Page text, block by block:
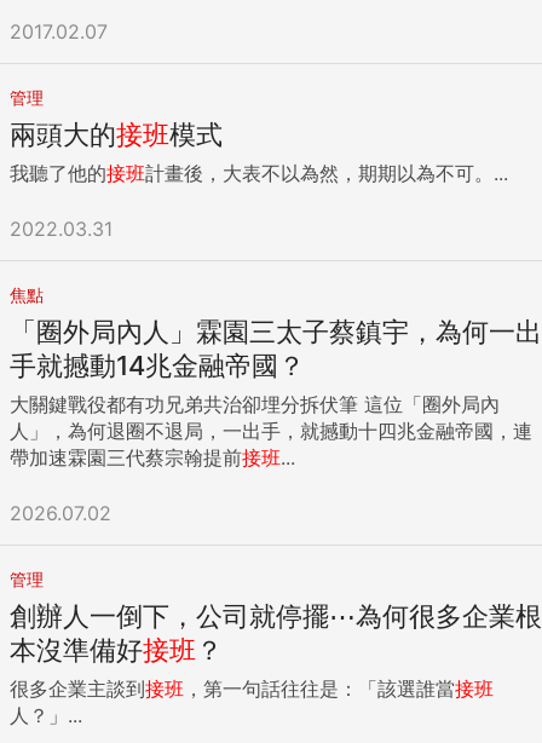
2017.02.07
管理
兩頭大的接班模式
我聽了他的接班計畫後，大表不以為然，期期以為不可。...
2022.03.31
焦點
「圈外局內人」霖園三太子蔡鎮宇，為何一出
手就撼動14兆金融帝國？
大關鍵戰役都有功兄弟共治卻埋分拆伏筆 這位「圈外局內
人」，為何退圈不退局，一出手，就撼動十四兆金融帝國，連
帶加速霖園三代蔡宗翰提前接班...
2026.07.02
管理
創辦人一倒下，公司就停擺⋯為何很多企業根
本沒準備好接班 ？
很多企業主談到接班 ，第一句話往往是：「該選誰當接班
人？」...